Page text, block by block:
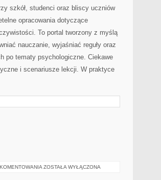
szkół, studenci oraz bliscy uczniów
opracowania dotyczące
To portal tworzony z myślą
nauczanie, wyjaśniać reguły oraz
po tematy psychologiczne. Ciekawe
i scenariusze lekcji. W praktyce
ANTI-
ZOSTAŁA WYŁĄCZONA